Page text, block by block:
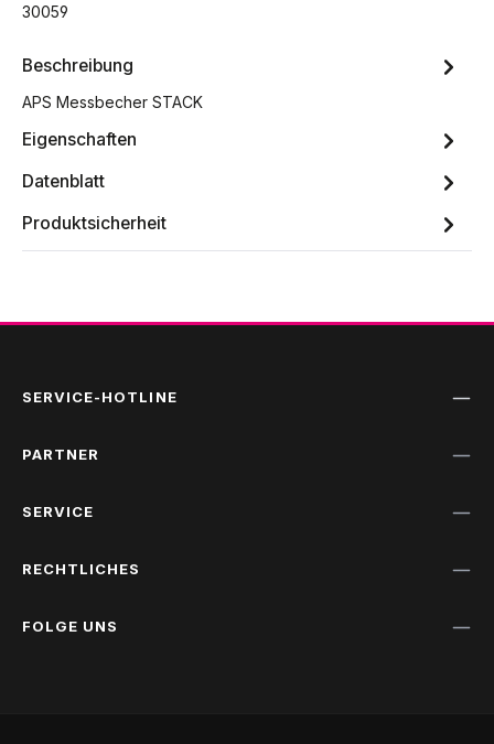
30059
Beschreibung
APS Messbecher STACK
Eigenschaften
Datenblatt
Produktsicherheit
SERVICE-HOTLINE
PARTNER
SERVICE
RECHTLICHES
FOLGE UNS